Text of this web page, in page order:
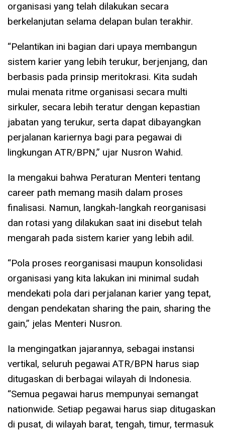
organisasi yang telah dilakukan secara
berkelanjutan selama delapan bulan terakhir.
“Pelantikan ini bagian dari upaya membangun
sistem karier yang lebih terukur, berjenjang, dan
berbasis pada prinsip meritokrasi. Kita sudah
mulai menata ritme organisasi secara multi
sirkuler, secara lebih teratur dengan kepastian
jabatan yang terukur, serta dapat dibayangkan
perjalanan kariernya bagi para pegawai di
lingkungan ATR/BPN,” ujar Nusron Wahid.
Ia mengakui bahwa Peraturan Menteri tentang
career path memang masih dalam proses
finalisasi. Namun, langkah-langkah reorganisasi
dan rotasi yang dilakukan saat ini disebut telah
mengarah pada sistem karier yang lebih adil.
“Pola proses reorganisasi maupun konsolidasi
organisasi yang kita lakukan ini minimal sudah
mendekati pola dari perjalanan karier yang tepat,
dengan pendekatan sharing the pain, sharing the
gain,” jelas Menteri Nusron.
Ia mengingatkan jajarannya, sebagai instansi
vertikal, seluruh pegawai ATR/BPN harus siap
ditugaskan di berbagai wilayah di Indonesia.
“Semua pegawai harus mempunyai semangat
nationwide. Setiap pegawai harus siap ditugaskan
di pusat, di wilayah barat, tengah, timur, termasuk